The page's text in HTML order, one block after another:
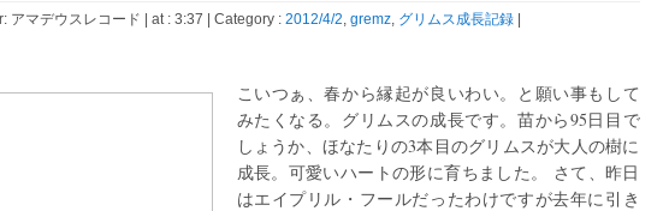
アマデウスレコード | at : 3:37 | Category : 2012/4/2 gremz, グリムス成長記録 |
こいつぁ、春から縁起が良いわい。と願い事もして
みたくなる。グリムスの成長です。苗から95日目で
しょうか、ほなたりの3本目のグリムスが大人の樹に
成長。可愛いハートの形に育ちました。 さて、昨日
はエイプリル・フールだったわけですが去年に引き